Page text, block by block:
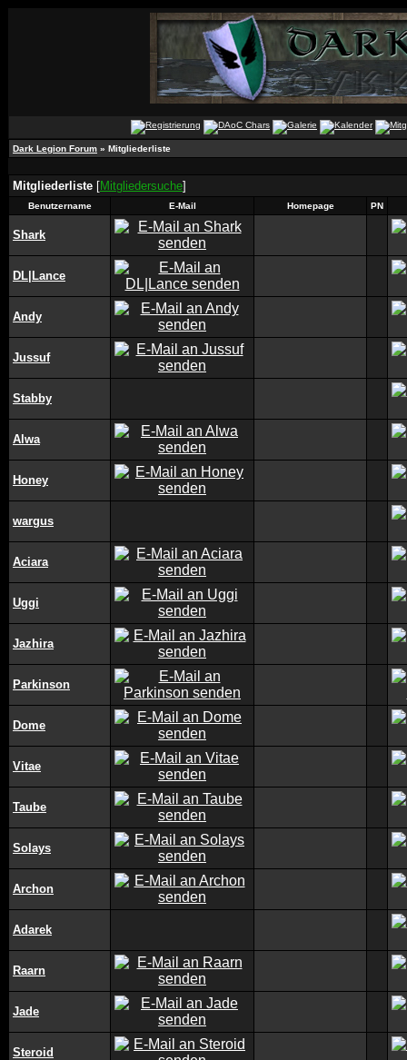
Dark Legion Forum » Mitgliederliste
Mitgliederliste [Mitgliedersuche]
Benutzername E-Mail Homepage PN
Shark
DL|Lance
Andy
Jussuf
Stabby
Alwa
Honey
wargus
Aciara
Uggi
Jazhira
Parkinson
Dome
Vitae
Taube
Solays
Archon
Adarek
Raarn
Jade
Steroid